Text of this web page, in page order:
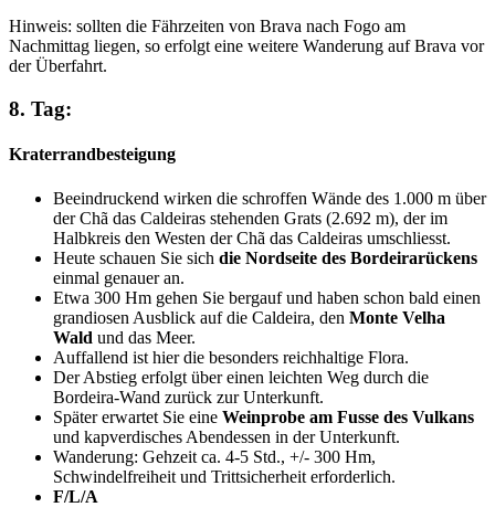
Hinweis: sollten die Fährzeiten von Brava nach Fogo am
Nachmittag liegen, so erfolgt eine weitere Wanderung auf Brava vor
der Überfahrt.
8. Tag:
Kraterrandbesteigung
Beeindruckend wirken die schroffen Wände des 1.000 m über
der Chã das Caldeiras stehenden Grats (2.692 m), der im
Halbkreis den Westen der Chã das Caldeiras umschliesst.
Heute schauen Sie sich die Nordseite des Bordeirarückens
einmal genauer an.
Etwa 300 Hm gehen Sie bergauf und haben schon bald einen
grandiosen Ausblick auf die Caldeira, den Monte Velha
Wald und das Meer.
Auffallend ist hier die besonders reichhaltige Flora.
Der Abstieg erfolgt über einen leichten Weg durch die
Bordeira-Wand zurück zur Unterkunft.
Später erwartet Sie eine Weinprobe am Fusse des Vulkans
und kapverdisches Abendessen in der Unterkunft.
Wanderung: Gehzeit ca. 4-5 Std., +/- 300 Hm,
Schwindelfreiheit und Trittsicherheit erforderlich.
F/L/A